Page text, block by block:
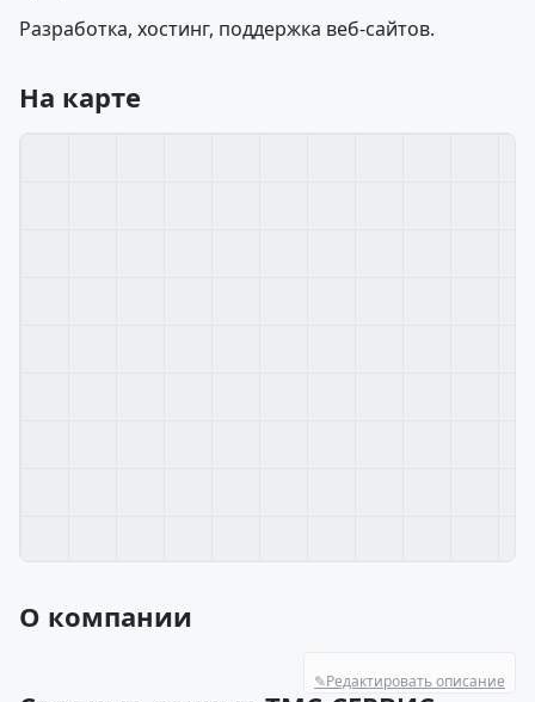
Разработка, хостинг, поддержка веб-сайтов.
На карте
О компании
✎Редактировать описание